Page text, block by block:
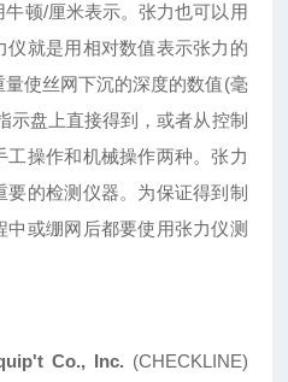
顿/厘米表示。张力也可以用
仪就是用相对数值表示张力的
使丝网下沉的深度的数值(毫
示盘上直接得到，或者从控制
操作和机械操作两种。张力
的检测仪器。为保证得到制
或绷网后都要使用张力仪测
Co., Inc. (CHECKLINE)